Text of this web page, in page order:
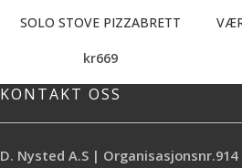
SOLO STOVE PIZZABRETT
kr669
KONTAKT OSS
D. Nysted A.S | Organisasjonsnr.914